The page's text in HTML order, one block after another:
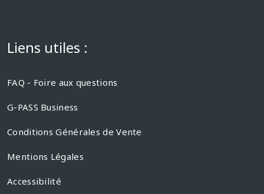
Liens utiles :
FAQ - Foire aux questions
G-PASS Business
Conditions Générales de Vente
Mentions Légales
Accessibilité